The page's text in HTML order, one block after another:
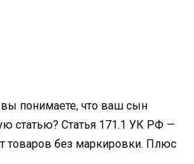
понимаете, что ваш сын
статью? Статья 171.1 УК РФ —
товаров без маркировки. Плюс